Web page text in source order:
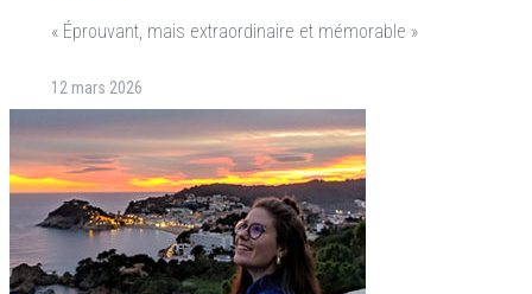
« Éprouvant, mais extraordinaire et mémorable »
12 mars 2026